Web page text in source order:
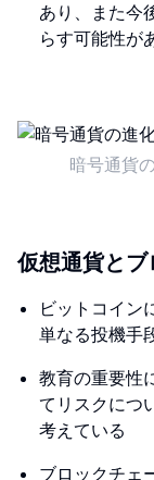
あり、また今
らす可能性が
暗号通貨
仮想通貨と
ビットコイン
単なる投機手
教育の重要性
てリスクにつ
考えている
ブロックチェ